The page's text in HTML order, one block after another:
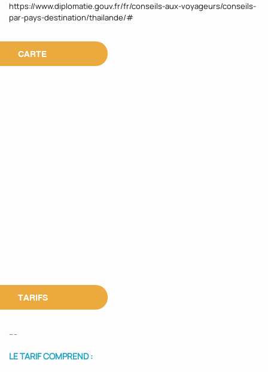
https://www.diplomatie.gouv.fr/fr/conseils-aux-voyageurs/conseils-
par-pays-destination/thailande/#
CARTE
TARIFS
---
LE TARIF COMPREND :